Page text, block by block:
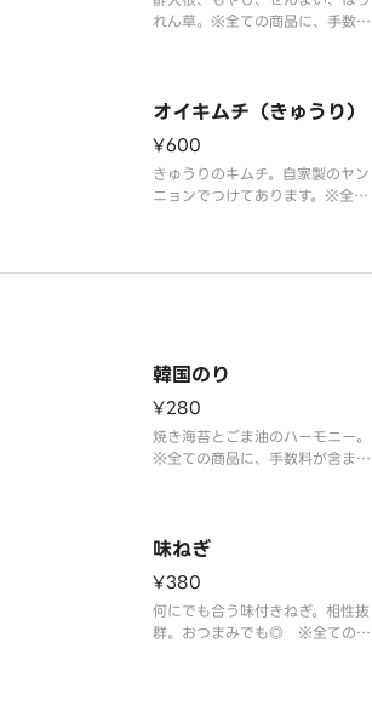
れん草。※全ての商品に、手数料
オイキムチ（きゅうり）
¥600
きゅうりのキムチ。自家製のヤン
ニョンでつけてあります。※全て
韓国のり
¥280
焼き海苔とごま油のハーモニー。
※全ての商品に、手数料が含まれ
味ねぎ
¥380
何にでも合う味付きねぎ。相性抜
群。おつまみでも◎ ※全ての商